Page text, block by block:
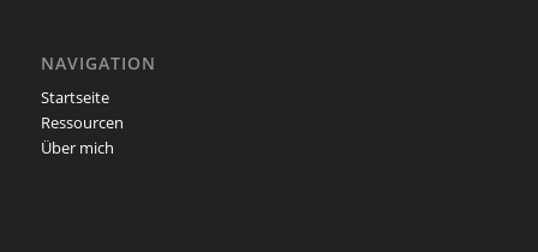
NAVIGATION
Startseite
Ressourcen
Über mich